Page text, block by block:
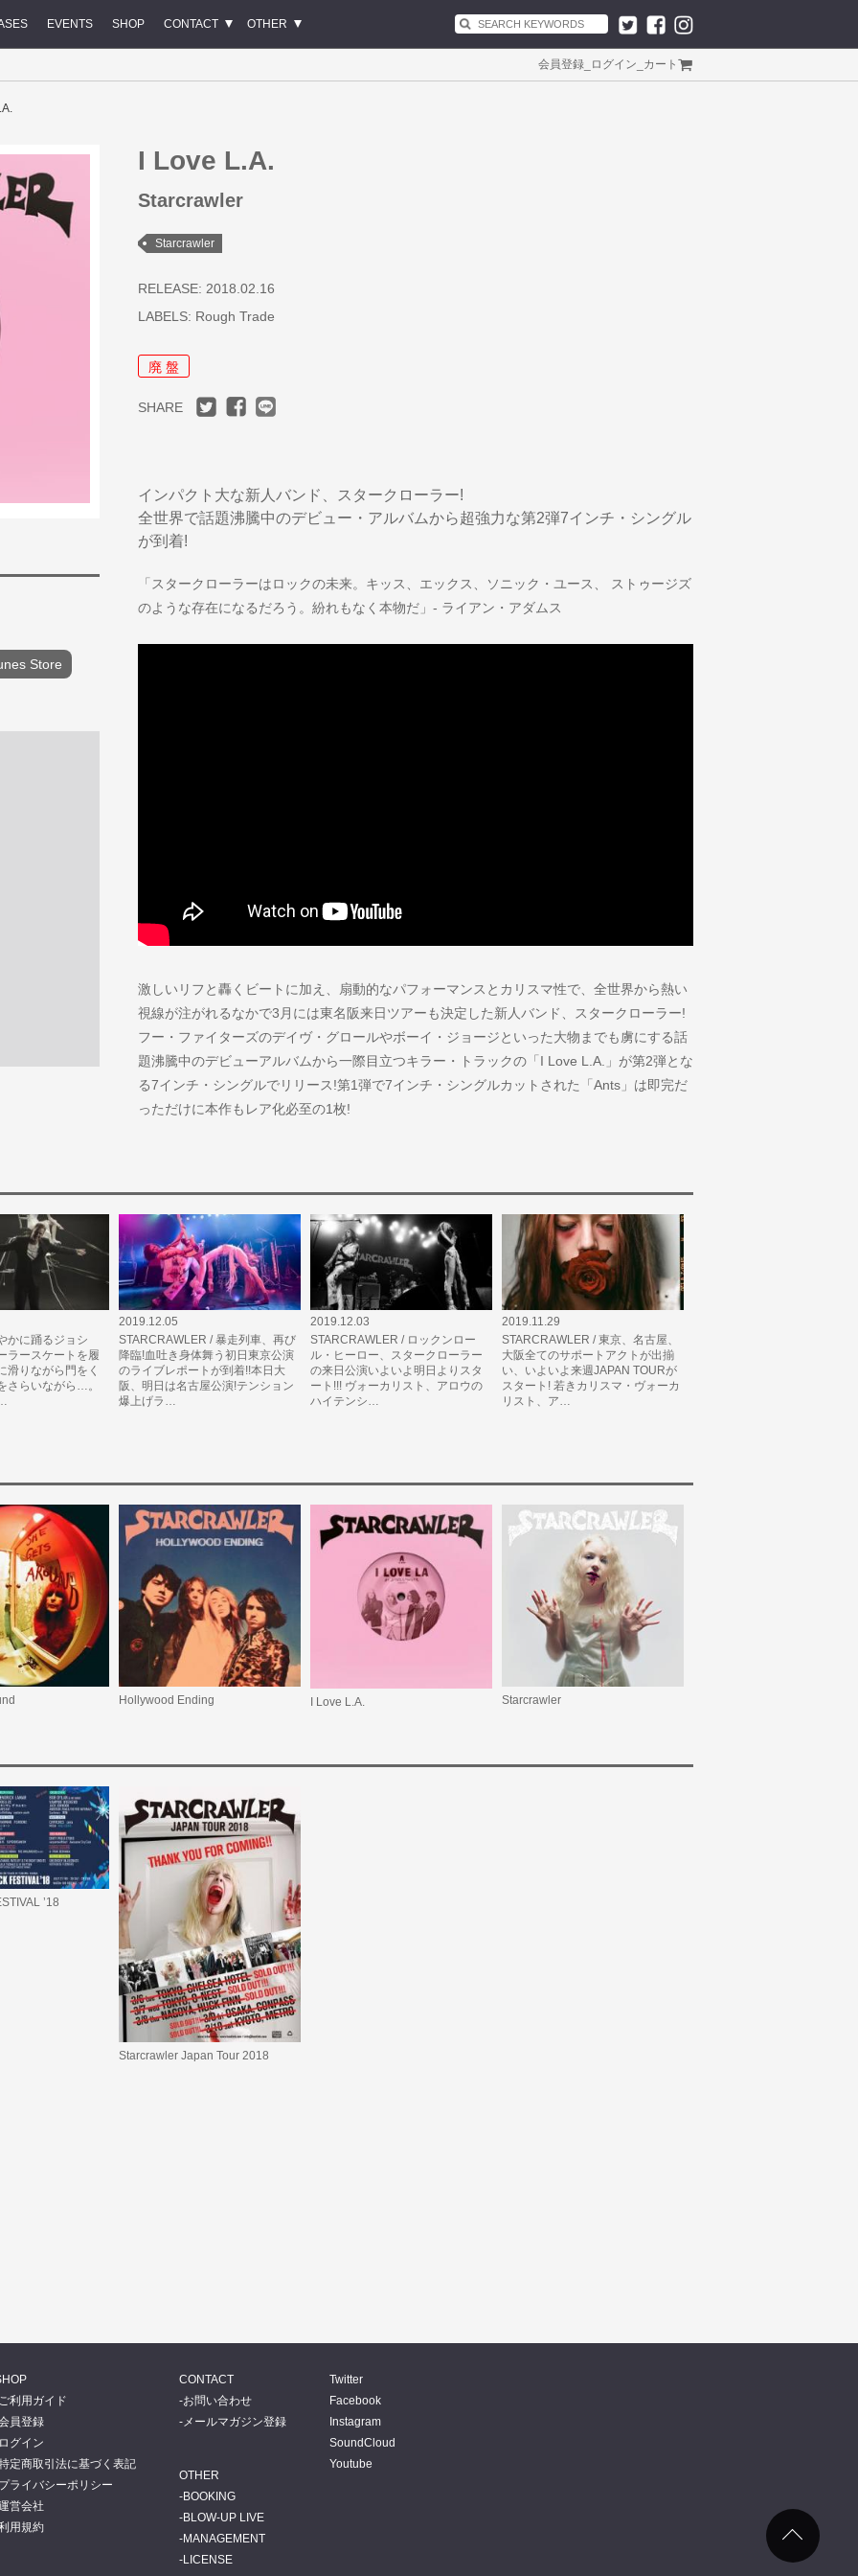
EVENTS SHOP CONTACT OTHER
会員登録 ログイン カート
I Love L.A.
Starcrawler
Starcrawler
RELEASE: 2018.02.16
LABELS: Rough Trade
廃 盤
SHARE
インパクト大な新人バンド、スタークローラー!
全世界で話題沸騰中のデビュー・アルバムから超強力な第2弾7インチ・シングル
が到着!
「スタークローラーはロックの未来。キッス、エックス、ソニック・ユース、 ストゥージズ
のような存在になるだろう。紛れもなく本物だ」- ライアン・アダムス
激しいリフと轟くビートに加え、扇動的なパフォーマンスとカリスマ性で、全世界から熱い
視線が注がれるなかで3月には東名阪来日ツアーも決定した新人バンド、スタークローラー!
フー・ファイターズのデイヴ・グロールやボーイ・ジョージといった大物までも虜にする話
題沸騰中のデビューアルバムから一際目立つキラー・トラックの「I Love L.A.」が第2弾とな
る7インチ・シングルでリリース!第1弾で7インチ・シングルカットされた「Ants」は即完だ
っただけに本作もレア化必至の1枚!
Store
かに踊るジョシ
ラースケートを履
滑りながら門をく
さらいながら…。
2019.12.05
STARCRAWLER / 暴走列車、再び
降臨!血吐き身体舞う初日東京公演
のライブレポートが到着!!本日大
阪、明日は名古屋公演!テンション
爆上げラ…
2019.12.03
STARCRAWLER / ロックンロー
ル・ヒーロー、スタークローラー
の来日公演いよいよ明日よりスタ
ート!!! ヴォーカリスト、アロウの
ハイテンシ…
2019.11.29
STARCRAWLER / 東京、名古屋、
大阪全てのサポートアクトが出揃
い、いよいよ来週JAPAN TOURが
スタート! 若きカリスマ・ヴォーカ
リスト、ア…
Hollywood Ending I Love L.A. Starcrawler
’18
Starcrawler Japan Tour 2018
利用ガイド
員登録
グイン
定商取引法に基づく表記
ライバシーポリシー
営会社
用規約
CONTACT
お問い合わせ
メールマガジン登録
OTHER
BOOKING
BLOW-UP LIVE
MANAGEMENT
LICENSE
Twitter
Facebook
Instagram
SoundCloud
Youtube